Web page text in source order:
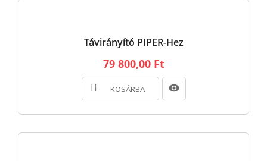
Távirányító PIPER-Hez
79 800,00 Ft
KOSÁRBA